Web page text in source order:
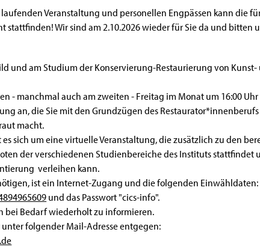
laufenden Veranstaltung und personellen Engpässen kann die
stattfinden! Wir sind am 2.10.2026 wieder für Sie da und bitten
und am Studium der Konservierung-Restaurierung von Kunst-
- manchmal auch am zweiten - Freitag im Monat um 16:00
an, die Sie mit den Grundzügen des
macht.
sich um eine virtuelle Veranstaltung, die zusätzlich zu den
der verschiedenen Studienbereiche des Instituts stattfindet
verleihen kann.
ist ein Internet-Zugang und die folgenden Einwähldaten:
und das Passwort "cics-info".
bei Bedarf wiederholt zu informieren.
folgender Mail-Adresse entgegen: